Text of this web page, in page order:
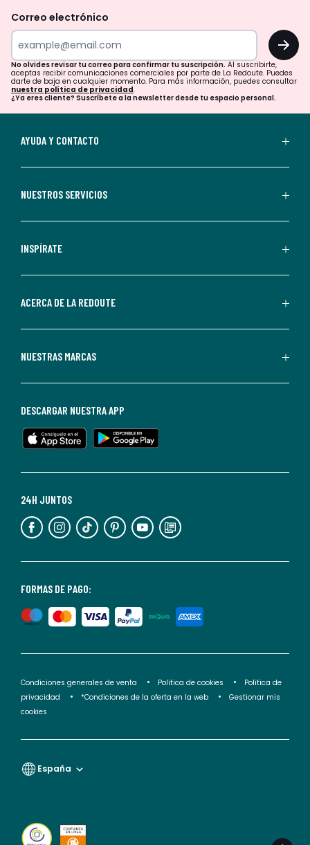
tu
para
confirmar
tu
suscripción.
aceptas
comerciales
personalizadas
parte
Redoute.
de
en
cualquier
Para
información,
puedes
nuestra
de
privacidad</2>.
Correo electrónico
OK
No olvides revisar tu correo para confirmar tu suscripción. Al suscribirte,
aceptas recibir comunicaciones comerciales por parte de La Redoute. Puedes
darte de baja en cualquier momento. Para más información, puedes consultar
nuestra política de privacidad.
¿Ya eres cliente? Suscríbete a la newsletter desde tu espacio personal.
AYUDA Y CONTACTO
NUESTROS SERVICIOS
INSPÍRATE
ACERCA DE LA REDOUTE
NUESTRAS MARCAS
FORMAS DE PAGO:
24H JUNTOS
DESCARGAR NUESTRA APP
Condiciones generales de venta Politica de cookies
Politica de
privacidad
*Condiciones de la oferta en la web
Gestionar mis
cookies
España